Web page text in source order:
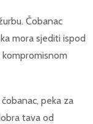
Čobanac
mora sjediti ispod
kompromisnom
peka za
tava od